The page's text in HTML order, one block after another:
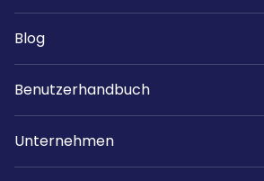
Blog
Benutzerhandbuch
Unternehmen